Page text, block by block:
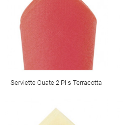
Serviette Ouate 2 Plis Terracotta